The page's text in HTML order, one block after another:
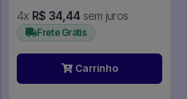
4x R$ 34,44 sem juros
Frete Grátis
Carrinho